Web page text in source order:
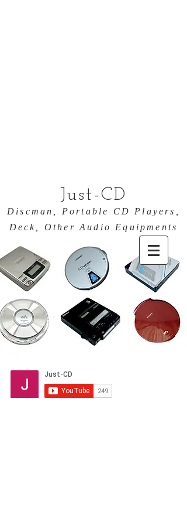
Just-CD
Discman, Portable CD Players,
Deck, Other Audio Equipments